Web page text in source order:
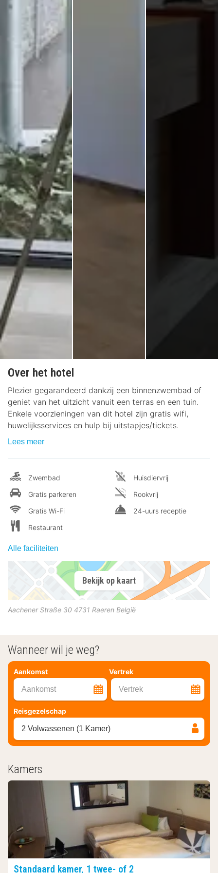
Over het hotel
Plezier gegarandeerd dankzij een binnenzwembad of
geniet van het uitzicht vanuit een terras en een tuin.
Enkele voorzieningen van dit hotel zijn gratis wifi,
huwelijksservices en hulp bij uitstapjes/tickets.
Lees meer
Zwembad
Gratis parkeren
Gratis Wi-Fi
Restaurant
Huisdiervrij
Rookvrij
24-uurs receptie
Alle faciliteiten
Bekijk op kaart
Aachener Straße 30 4731 Raeren België
Wanneer wil je weg?
Aankomst Vertrek
Aankomst Vertrek
Reisgezelschap
2 Volwassenen (1 Kamer)
Kamers
Standaard kamer, 1 twee- of 2